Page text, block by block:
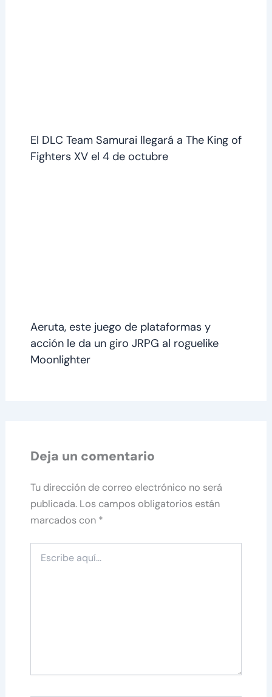
El DLC Team Samurai llegará a The King of
Fighters XV el 4 de octubre
Aeruta, este juego de plataformas y
acción le da un giro JRPG al roguelike
Moonlighter
Deja un comentario
Tu dirección de correo electrónico no será
publicada. Los campos obligatorios están
marcados con *
aquí...